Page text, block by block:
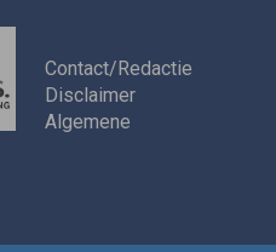
Contact/Redactie
Disclaimer
Algemene